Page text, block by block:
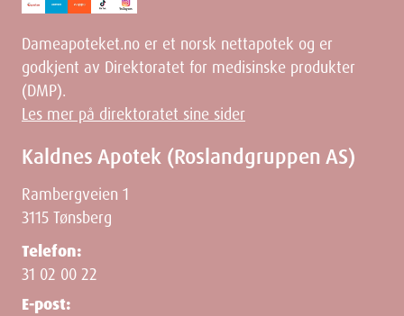
Dameapoteket.no er et norsk nettapotek og er
godkjent av Direktoratet for medisinske produkter
(DMP).
Les mer på direktoratet sine sider
Kaldnes Apotek (Roslandgruppen AS)
Rambergveien 1
3115 Tønsberg
Telefon:
31 02 00 22
E-post: